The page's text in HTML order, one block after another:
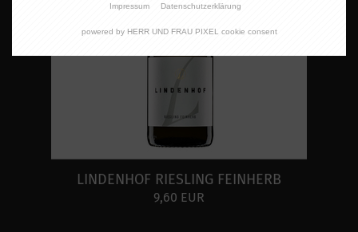
LINDENHOF RIESLING FEINHERB
9,60 EUR
Impressum Datenschutzerklärung
powered by HERR UND FRAU PIXEL cookie consent